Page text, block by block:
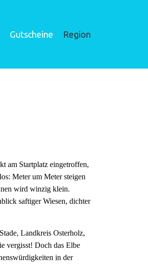
Gutscheine Region
am Startplatz eingetroffen,
Meter um Meter steigen
wird winzig klein.
saftiger Wiesen, dichter
Landkreis Osterholz,
vergisst! Doch das Elbe
in der